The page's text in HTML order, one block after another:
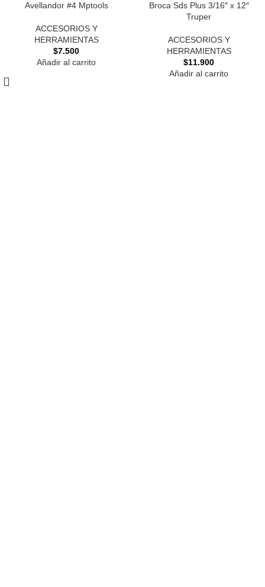
Avellandor #4 Mptools
ACCESORIOS Y
HERRAMIENTAS
$7.500
Añadir al carrito
Broca Sds Plus 3/16″ x 12″
Truper
ACCESORIOS Y
HERRAMIENTAS
$11.900
Añadir al carrito